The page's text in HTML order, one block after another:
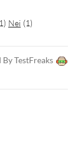
1) Nei (1)
TestFreaks